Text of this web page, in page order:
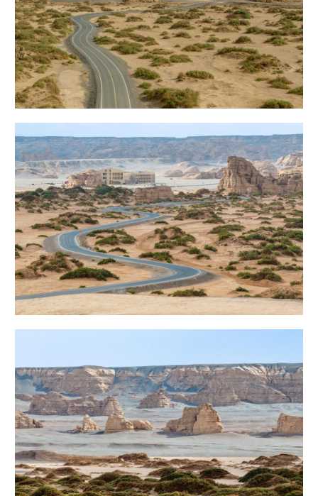
北京 天津 河北 山西
辽宁 吉林 上海 江苏
浙江 安徽 福建 江西
山东 河南 湖北 湖南
广东 广西 海南 重庆
四川 贵州 云南 西藏
陕西 甘肃 青海 宁夏
新疆 内蒙古 黑龙江
多语种频道
English Español Français عربى
Русский язык 日本語 한국어